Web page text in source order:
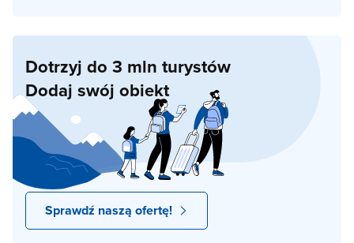
Dotrzyj do 3 mln turystów
Dodaj swój obiekt
Sprawdź naszą ofertę!